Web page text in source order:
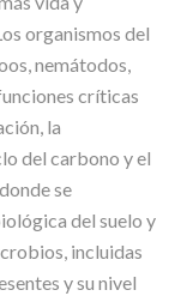
organismos del
nemátodos,
críticas
la
del carbono yel
dondese
del suelo y
incluidas
ysu nivel